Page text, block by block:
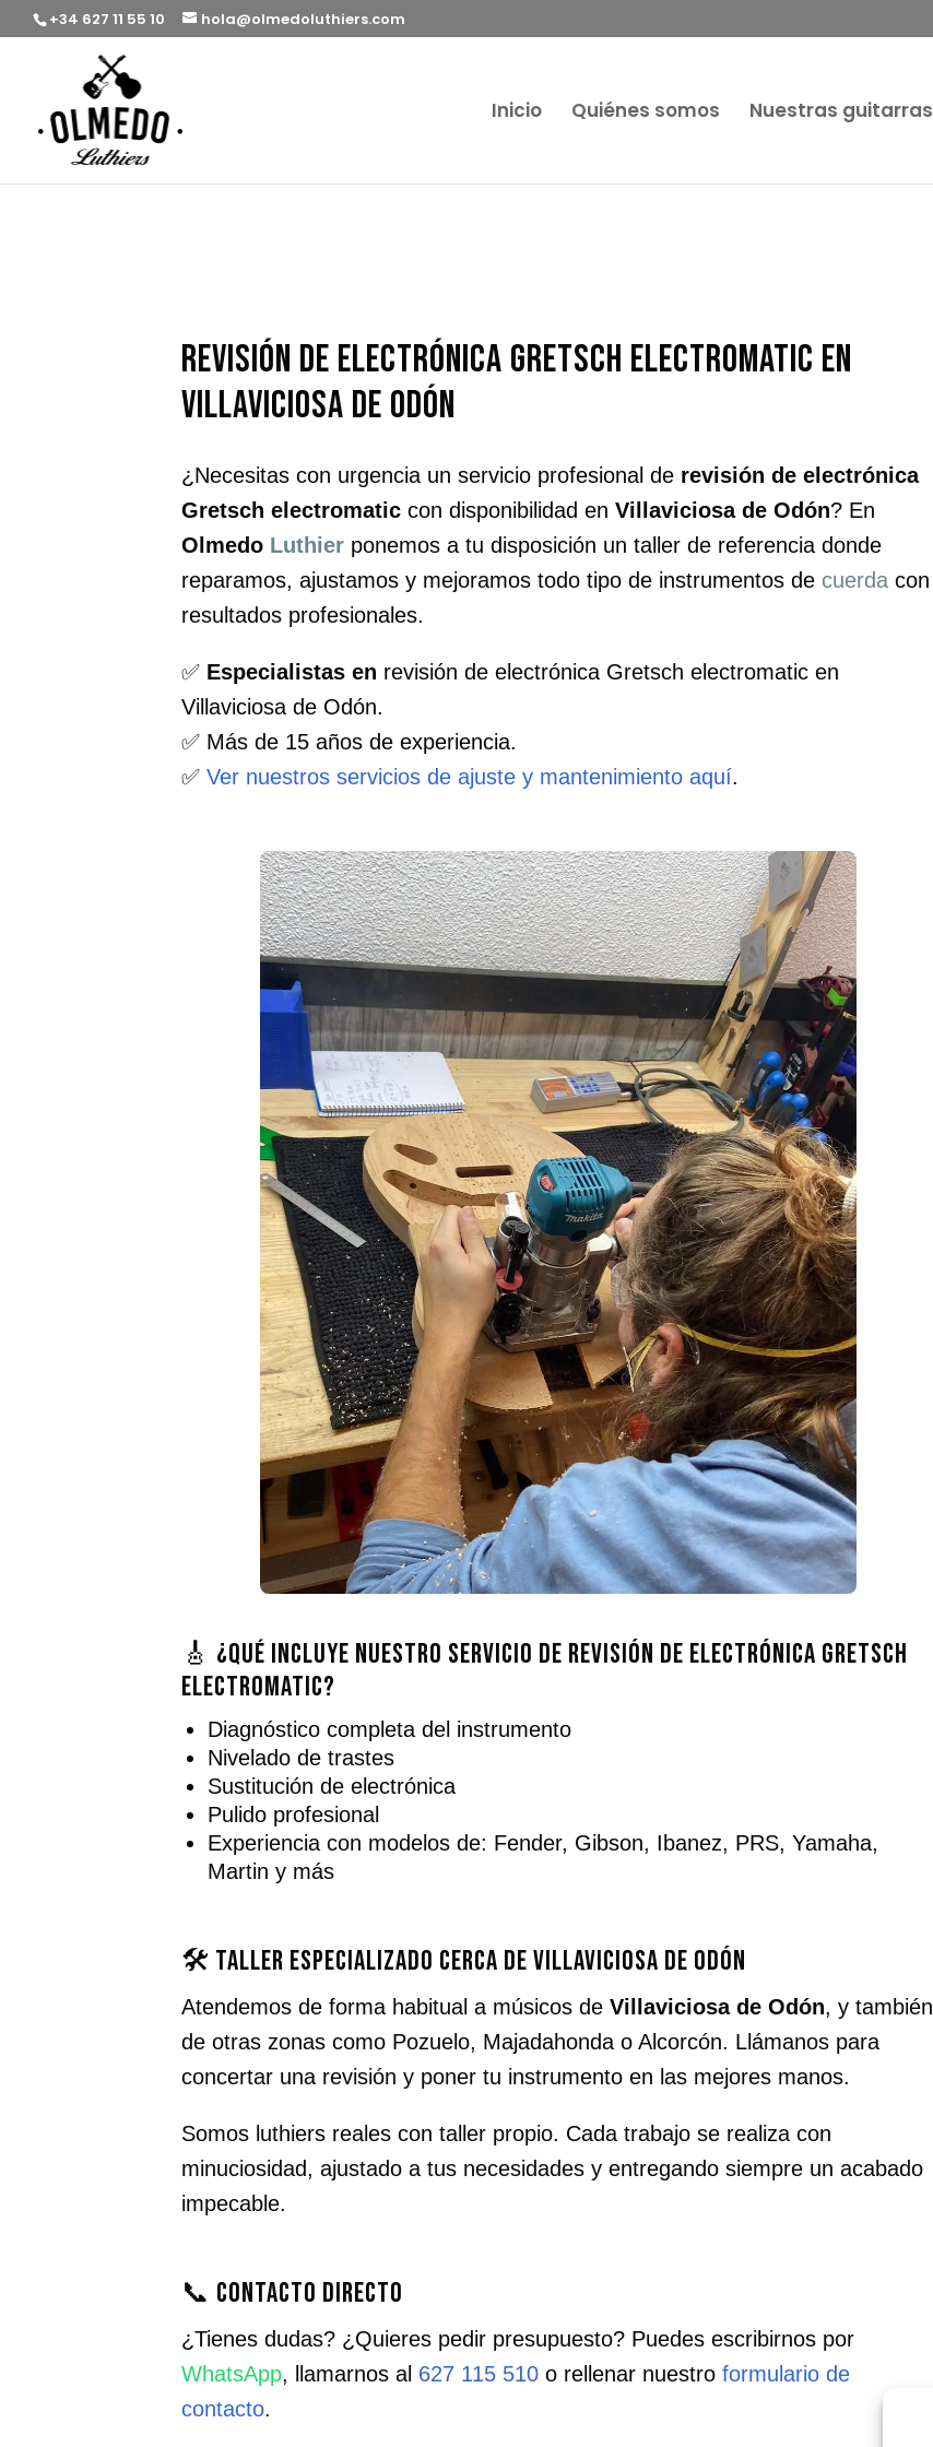
+34 627 11 55 10 hola@olmedoluthiers.com
Inicio Quiénes somos Nuestras guitarras
revisión de electrónica Gretsch electromatic en
Villaviciosa de Odón
¿Necesitas con urgencia un servicio profesional de revisión de electrónica
Gretsch electromatic con disponibilidad enVillaviciosa de Odón? En
Olmedo Luthier ponemos a tu disposición un taller de referencia donde
reparamos, ajustamos y mejoramos todo tipo de instrumentos de cuerda con
resultados profesionales.
✅ Especialistas en revisión de electrónica Gretsch electromatic en
Villaviciosa de Odón.
✅ Más de 15 años de experiencia.
✅Ver nuestros servicios de ajuste y mantenimiento aquí.
🎸 ¿Qué incluye nuestro servicio de revisión de electrónica Gretsch
electromatic?
Diagnóstico completa del instrumento
Nivelado de trastes
Sustitución de electrónica
Pulido profesional
Experiencia con modelos de: Fender, Gibson, Ibanez, PRS, Yamaha,
Martin y más
🛠️ Taller especializado cerca de Villaviciosa de Odón
Atendemos de forma habitual a músicos deVillaviciosa de Odón, y también
de otras zonas como Pozuelo, Majadahonda o Alcorcón. Llámanos para
concertar una revisión y poner tu instrumento en las mejores manos.
Somos luthiers reales con taller propio. Cada trabajo se realiza con
minuciosidad, ajustado a tus necesidades y entregando siempre un acabado
impecable.
📞 Contacto directo
¿Tienes dudas? ¿Quieres pedir presupuesto? Puedes escribirnos por
WhatsApp, llamarnos al 627 115 510 o rellenar nuestroformulario de
contacto.